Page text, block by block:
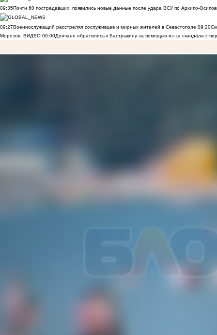
09:35Почти 60 пострадавших: появились новые данные после удара ВСУ по Архипо-
09:27Военнослужащий расстрелял сослуживцев и мирных жителей в Севастополе 09:20
Морозов
ВИДЕО 09:00Дончане обратились к Бастрыкину за помощью из-за скандала с